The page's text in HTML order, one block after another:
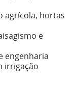
agrícola, hortas
e
engenharia
irrigação